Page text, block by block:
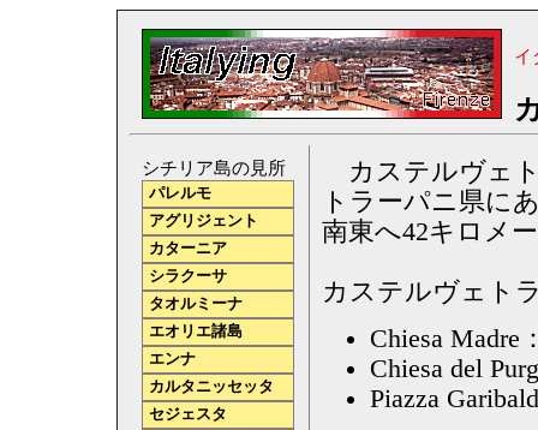
イ
カステルヴェト
トラーパニ県に
南東へ42キロメ
カステルヴェト
Chiesa Madre
Chiesa del
Piazza
シチリア島の見所
パレルモ
アグリジェント
カターニア
シラクーサ
タオルミーナ
エオリエ諸島
エンナ
カルタニッセッタ
セジェスタ